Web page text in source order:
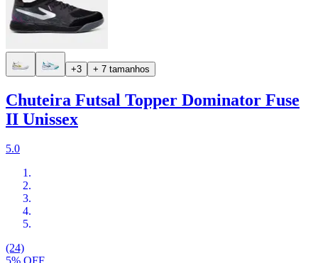
+3 + 7 tamanhos
Chuteira Futsal Topper Dominator Fuse
II Unissex
5.0
(24)